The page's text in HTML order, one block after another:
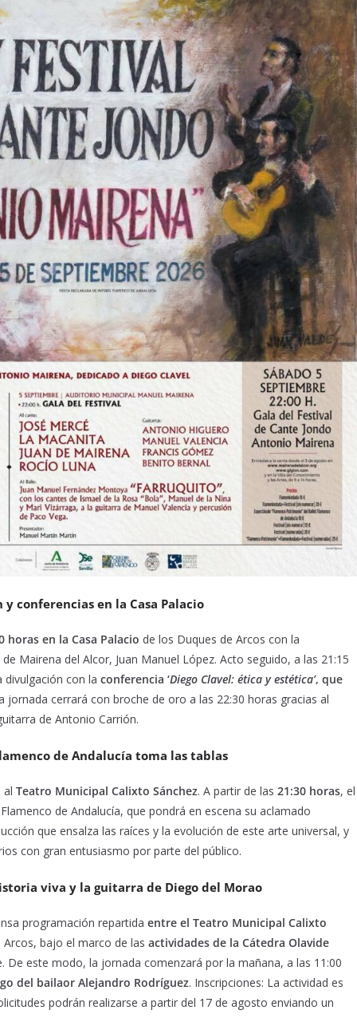
conferencias en la Casa Palacio
en la Casa Palacio de los Duques de Arcos con la
Mairena del Alcor, Juan Manuel López. Acto seguido, a las 21:15
con la conferencia ‘Diego Clavel: ética y estética’, que
jornada cerrará con broche de oro a las 22:30 horas gracias al
de Antonio Carrión.
de Andalucía toma las tablas
al Teatro Municipal Calixto Sánchez. A partir de las 21:30 horas, el
de Andalucía, que pondrá en escena su aclamado
que ensalza las raíces y la evolución de este arte universal, y
con gran entusiasmo por parte del público.
viva y la guitarra de Diego del Morao
programación repartida entre el Teatro Municipal Calixto
Arcos, bajo el marco de las actividades de la Cátedra Olavide
De este modo, la jornada comenzará por la mañana, a las 11:00
del bailaor Alejandro Rodríguez. Inscripciones: La actividad es
podrán realizarse a partir del 17 de agosto enviando un